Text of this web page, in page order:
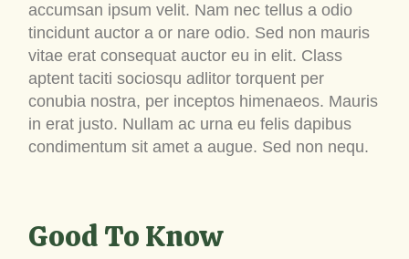
accumsan ipsum velit. Nam nec tellus a odio
tincidunt auctor a or nare odio. Sed non mauris
vitae erat consequat auctor eu in elit. Class
aptent taciti sociosqu adlitor torquent per
conubia nostra, per inceptos himenaeos. Mauris
in erat justo. Nullam ac urna eu felis dapibus
condimentum sit amet a augue. Sed non nequ.
Good To Know